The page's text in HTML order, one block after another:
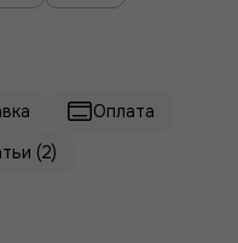
Оплата
(2)